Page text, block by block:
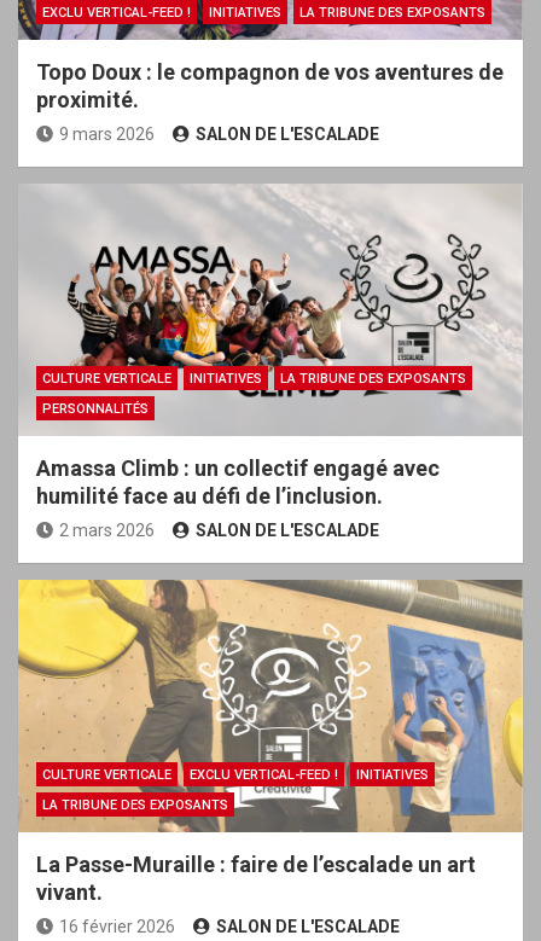
EXCLU VERTICAL-FEED ! INITIATIVES LA TRIBUNE DES EXPOSANTS
Topo Doux : le compagnon de vos aventures de
proximité.
9 mars 2026 SALON DE L'ESCALADE
CULTURE VERTICALE INITIATIVES
LA TRIBUNE DES EXPOSANTS
PERSONNALITÉS
Amassa Climb : un collectif engagé avec
humilité face au défi de l’inclusion.
2 mars 2026 SALON DE L'ESCALADE
CULTURE VERTICALE EXCLU VERTICAL-FEED !
INITIATIVES
LA TRIBUNE DES EXPOSANTS
La Passe-Muraille : faire de l’escalade un art
vivant.
16 février 2026 SALON DE L'ESCALADE